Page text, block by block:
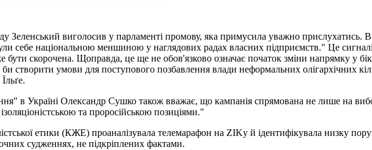
Зеленський виголосив у парламенті промову, яка примусила уважно прислухатись.
себе національною меншиною у наглядових радах власних підприємств." Це
бути скорочена. Щоправда, це ще не обов'язково означає початок зміни напрямку у
створити умови для поступового позбавлення влади неформальних олігархічних
в Україні Олександр Сушко також вважає, що кампанія спрямована не лише на
та проросійською позиціями."
етики (КЖЕ) проаналізувала телемарафон на ZIKу й ідентифікувала низку
судженнях, не підкріплених фактами.